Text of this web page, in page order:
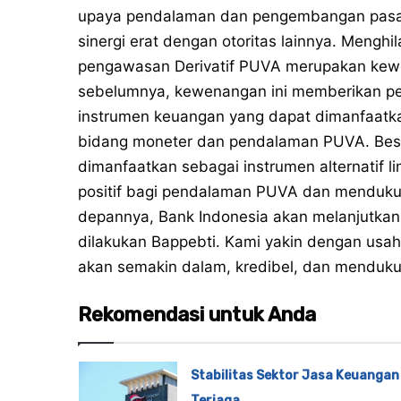
upaya pendalaman dan pengembangan
sinergi erat dengan otoritas lainnya.
pengawasan Derivatif PUVA merupakan
sebelumnya, kewenangan ini memberikan
instrumen keuangan yang dapat
bidang moneter dan pendalaman PUVA.
dimanfaatkan sebagai instrumen alternatif
positif bagi pendalaman PUVA dan
depannya, Bank Indonesia akan
dilakukan Bappebti. Kami yakin dengan
akan semakin dalam, kredibel, dan
Rekomendasi untuk Anda
Stabilitas Sektor Jasa Keuangan